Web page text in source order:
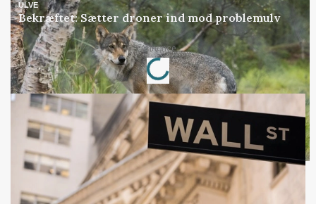
ULVE
Bekræftet: Sætter droner ind mod problemulv
Annonce
Loading...